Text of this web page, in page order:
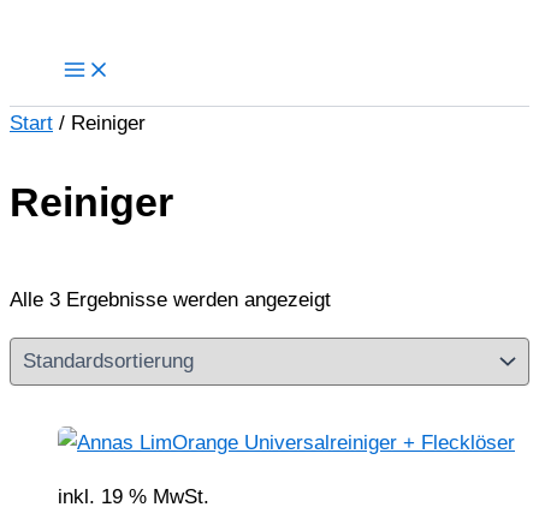
Start / Reiniger
Reiniger
Alle 3 Ergebnisse werden angezeigt
inkl. 19 % MwSt.